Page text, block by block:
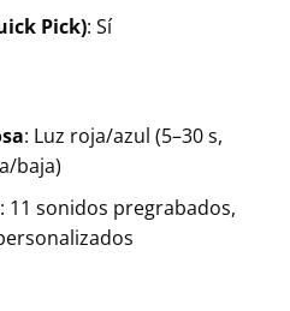
Pick): Sí
: Luz roja/azul (5–30 s,
baja)
: 11 sonidos pregrabados,